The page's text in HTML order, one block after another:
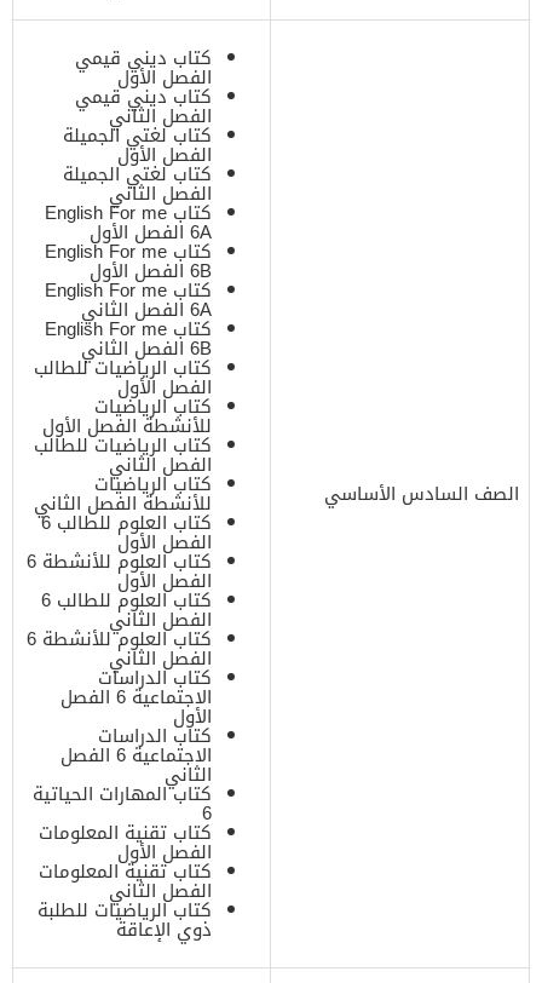
الصف السادس الأساسي
كتاب ديني قيمي
الفصل الأول
كتاب ديني قيمي
الفصل الثاني
كتاب لغتي الجميلة
الفصل الأول
كتاب لغتي الجميلة
الفصل الثاني
كتاب English For me
6A الفصل الأول
كتاب English For me
6B الفصل الأول
كتاب English For me
6A الفصل الثاني
كتاب English For me
6B الفصل الثاني
كتاب الرياضيات للطالب
الفصل الأول
كتاب الرياضيات
للأنشطة الفصل الأول
كتاب الرياضيات للطالب
الفصل الثاني
كتاب الرياضيات
للأنشطة الفصل الثاني
كتاب العلوم للطالب 6
الفصل الأول
كتاب العلوم للأنشطة 6
الفصل الأول
كتاب العلوم للطالب 6
الفصل الثاني
كتاب العلوم للأنشطة 6
الفصل الثاني
كتاب الدراسات
الاجتماعية 6 الفصل
الأول
كتاب الدراسات
الاجتماعية 6 الفصل
الثاني
كتاب المهارات الحياتية
6
كتاب تقنية المعلومات
الفصل الأول
كتاب تقنية المعلومات
الفصل الثاني
كتاب الرياضيات للطلبة
ذوي الإعاقة